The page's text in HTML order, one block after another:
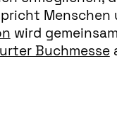
wird
Buchmesse